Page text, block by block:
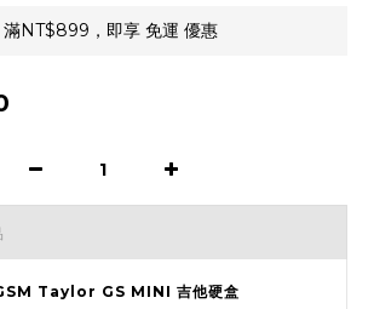
滿NT$899，即享 免運 優惠
Taylor GS MINI 吉他硬盒